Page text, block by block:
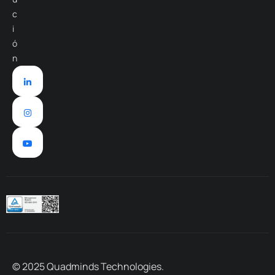
c
i
ó
n
© 2025 Quadminds Technologies.